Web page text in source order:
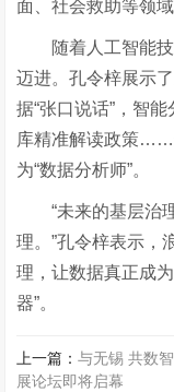
面、社会救助等领
随着人工智能
迈进。孔令梓展示
据“张口说话” ，智
库精准解读政策……
为“数据分析师”。
“未来的基层治
理。”孔令梓表示，
理，让数据真正成
器”。
上一篇：与无锡 共数
展论坛即将启幕